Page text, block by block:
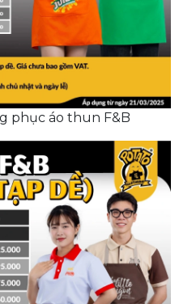
phục áo thun F&B